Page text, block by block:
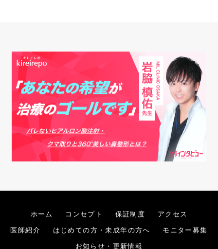
ホーム コンセプト 保証制度 アクセス
医師紹介 はじめての方・未成年の方へ モニター募集
お知らせ・更新情報